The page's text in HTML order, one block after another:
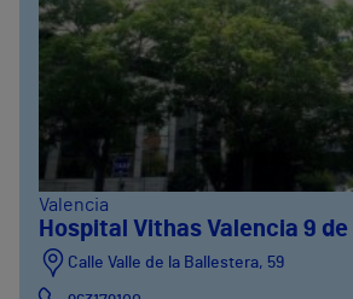
Valencia
Hospital Vithas Valencia 9
Calle Valle de la Ballestera, 59